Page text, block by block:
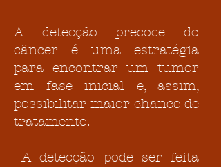
A detecção precoce do
câncer é uma estratégia
para encontrar um tumor
em fase inicial e, assim,
possibilitar maior chance de
tratamento.
A detecção pode ser feita